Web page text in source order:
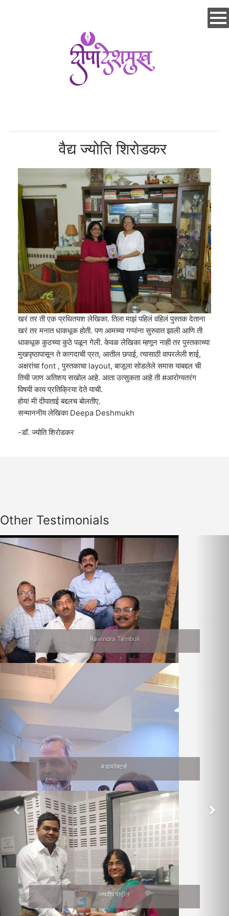
वैद्य ज्योति शिरोडकर
खरं तर ती एक प्रथितयश लेखिका. तिला माझं पहिलं वहिलं पुस्तक देताना
खरं तर मनात धाकधूक होती. पण आमच्या गप्पांना सुरुवात झाली आणि ती
धाकधूक कुठच्या कुठे पळून गेली. केवळ लेखिका म्हणून नाही तर पुस्तकाच्या
मुखपृष्ठापासून ते कागदाची प्रत, आतील छपाई, त्यासाठी वापरलेली शाई,
अक्षरांचा font , पुस्तकाचा layout, बाजूला सोडलेले समास याबद्दल ची
तिची जाण अतिशय सखोल आहे. आता उत्सुकता आहे ती #आरोग्यतरंग
विषयी काय प्रतिक्रिया देते याची.
होय! मी दीपाताई बद्दलच बोलतीए.
सन्माननीय लेखिका Deepa Deshmukh
-डॉ. ज्योति शिरोडकर
Other Testimonials
Ravindra Tamboli
#डायरेक्टर्स
जयदीप पाटील
Previous